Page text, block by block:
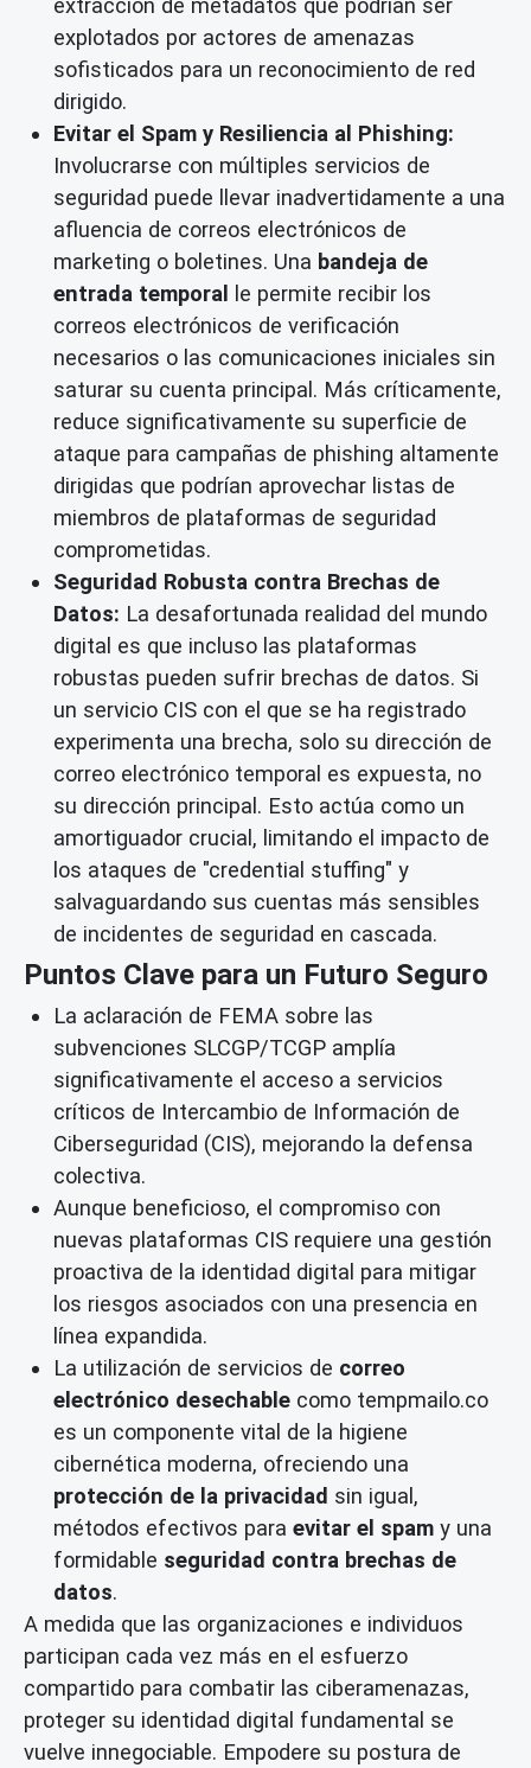
extracción de metadatos que podrían ser
explotados por actores de amenazas
sofisticados para un reconocimiento de red
dirigido.
Evitar el Spam y Resiliencia al Phishing:
Involucrarse con múltiples servicios de
seguridad puede llevar inadvertidamente a una
afluencia de correos electrónicos de
marketing o boletines. Una bandeja de
entrada temporal
le permite recibir los
correos electrónicos de verificación
necesarios o las comunicaciones iniciales sin
saturar su cuenta principal. Más críticamente,
reduce significativamente su superficie de
ataque para campañas de phishing altamente
dirigidas que podrían aprovechar listas de
miembros de plataformas de seguridad
comprometidas.
Seguridad Robusta contra Brechas de
Datos: La desafortunada realidad del mundo
digital es que incluso las plataformas
robustas pueden sufrir brechas de datos. Si
un servicio CIS con el que se ha registrado
experimenta una brecha, solo su dirección de
correo electrónico temporal es expuesta, no
su dirección principal. Esto actúa como un
amortiguador crucial, limitando el impacto de
los ataques de "credential stuffing" y
salvaguardando sus cuentas más sensibles
de incidentes de seguridad en cascada.
Puntos Clave para un Futuro Seguro
La aclaración de FEMA sobre las
subvenciones SLCGP/TCGP amplía
significativamente el acceso a servicios
críticos de Intercambio de Información de
Ciberseguridad (CIS), mejorando la defensa
colectiva.
Aunque beneficioso, el compromiso con
nuevas plataformas CIS requiere una gestión
proactiva de la identidad digital para mitigar
los riesgos asociados con una presencia en
línea expandida.
La utilización de servicios de correo
electrónico desechable como tempmailo.co
es un componente vital de la higiene
cibernética moderna, ofreciendo una
protección de la privacidad sin igual,
métodos efectivos para evitar el spam y una
formidable seguridad contra brechas de
datos.
A medida que las organizaciones e individuos
participan cada vez más en el esfuerzo
compartido para combatir las ciberamenazas,
proteger su identidad digital fundamental se
vuelve innegociable. Empodere su postura de